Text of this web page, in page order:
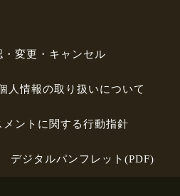
・変更・キャンセル
人情報の取り扱いについて
メントに関する行動指針
デジタルパンフレット(PDF)